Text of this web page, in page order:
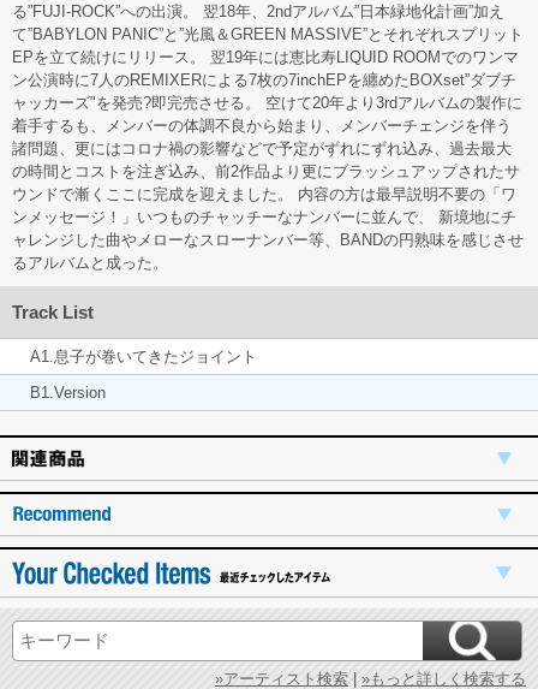
る”FUJI-ROCK”への出演。 翌18年、2ndアルバム”日本緑地化計画”加え
て”BABYLON PANIC”と”光風＆GREEN MASSIVE”とそれぞれスプリット
EPを立て続けにリリース。 翌19年には恵比寿LIQUID ROOMでのワンマ
ン公演時に7人のREMIXERによる7枚の7inchEPを纏めたBOXset”ダブチ
ャッカーズ"を発売?即完売させる。 空けて20年より3rdアルバムの製作に
着手するも、メンバーの体調不良から始まり、メンバーチェンジを伴う
諸問題、更にはコロナ禍の影響などで予定がずれにずれ込み、過去最大
の時間とコストを注ぎ込み、前2作品より更にブラッシュアップされたサ
ウンドで漸くここに完成を迎えました。 内容の方は最早説明不要の「ワ
ンメッセージ！」いつものチャッチーなナンバーに並んで、 新境地にチ
ャレンジした曲やメローなスローナンバー等、BANDの円熟味を感じさせ
るアルバムと成った。
Track List
A1.息子が巻いてきたジョイント
B1.Version
»アーティスト検索 »もっと詳しく検索する